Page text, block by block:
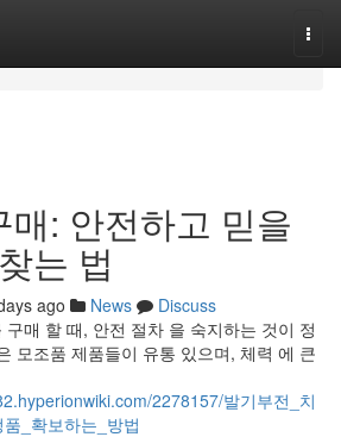
매: 안전하고 믿을
는 법
ago News
Discuss
매 할 때, 안전 절차 을 숙지하는 것이 정
모조품 제품들이 유통 있으며, 체력 에 큰
2278157/발기부전_치
_확보하는_방법